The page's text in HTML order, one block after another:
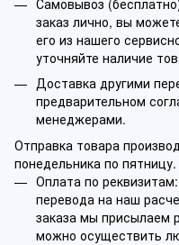
заказ лично, вы
его из нашего
уточняйте наличие
Доставка другими
предварительном
менеджерами.
Отправка товара
понедельника по пятницу.
Оплата по
перевода на наш
заказа мы присылаем
можно осуществить